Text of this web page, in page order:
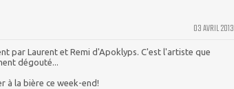
03 AVRIL 2013
par Laurent et Remi d'Apoklyps. C'est l'artiste que
dégouté...
à la bière ce week-end!